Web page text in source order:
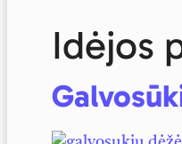
Idėjos